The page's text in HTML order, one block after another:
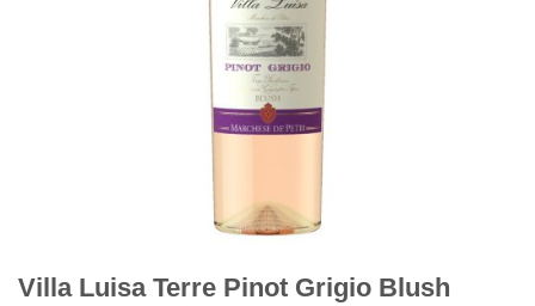
Villa Luisa Terre Pinot Grigio Blush